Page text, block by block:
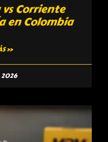
Corriente
en Colombia
»
2026